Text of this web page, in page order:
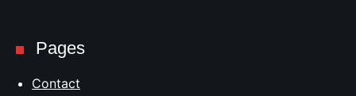
Pages
Contact